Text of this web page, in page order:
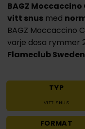
BAGZ
vitt snus med
BAGZ Moccaccino
varje dosa rymmer
Flameclub
TYP
VITT SNUS
FORMAT